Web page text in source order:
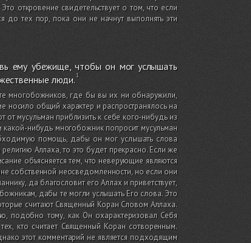
откровение свидетельствует о том, что если
до тех пор, пока они не начнут выполнять эти
ему убежище, чтобы он мог услышать
люди.
многобожников, где бы вы их ни обнаружили,
носило общий характер и распространялось на
мусульман приблизить к себе кого-нибудь из
какой-нибудь многобожник попросит мусульман
помощь, дабы он мог услышать слова
Аллаха, то это будет прекрасно. Если же
объясняется тем, что неверующие являются
собственной неосведомленности, но если они
да благословит его Аллах и приветствует,
дабы те могли услышать Его слова. Это
считают Священный Коран Словом Аллаха.
подобно тому, как Он охарактеризовал Себя
кто считает Священный Коран сотворенным.
этот комментарий не является подходящим